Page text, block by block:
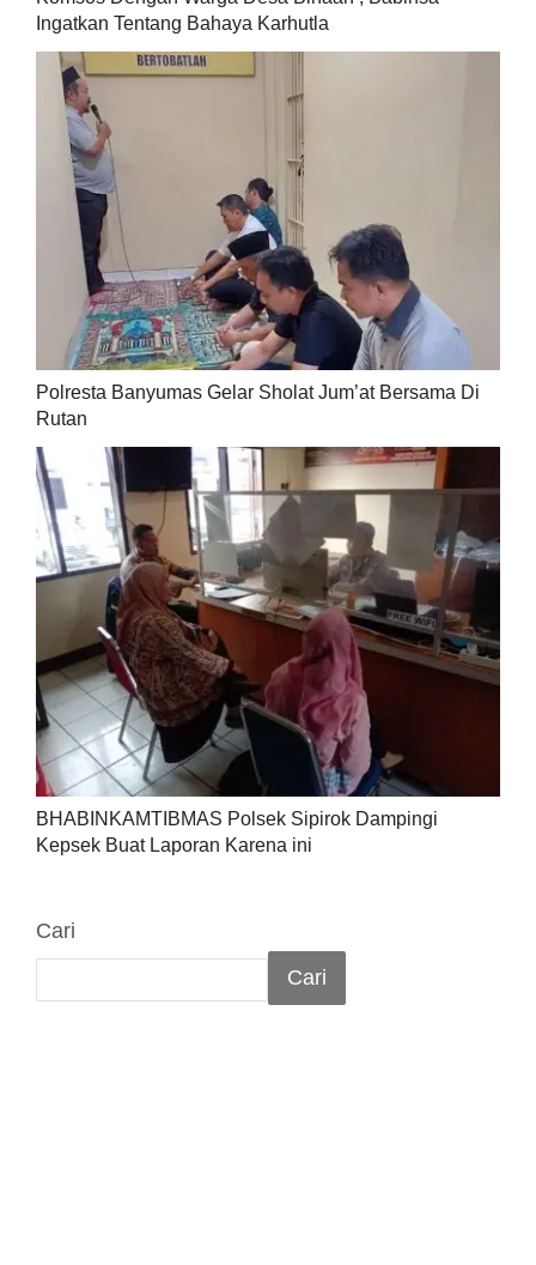
Ingatkan Tentang Bahaya Karhutla
Polresta Banyumas Gelar Sholat Jum’at Bersama Di
Rutan
BHABINKAMTIBMAS Polsek Sipirok Dampingi
Kepsek Buat Laporan Karena ini
Cari
Cari